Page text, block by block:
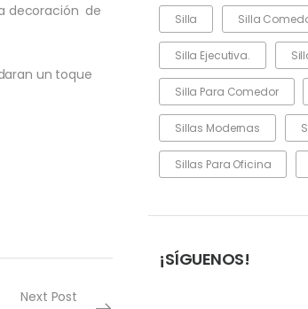
Silla Silla
Silla Ejecutiva.
Silla Para Comedor
Sillas Modernas
Sillas Para Oficina
¡SÍGUENOS!
decoración de
un toque
Next Post